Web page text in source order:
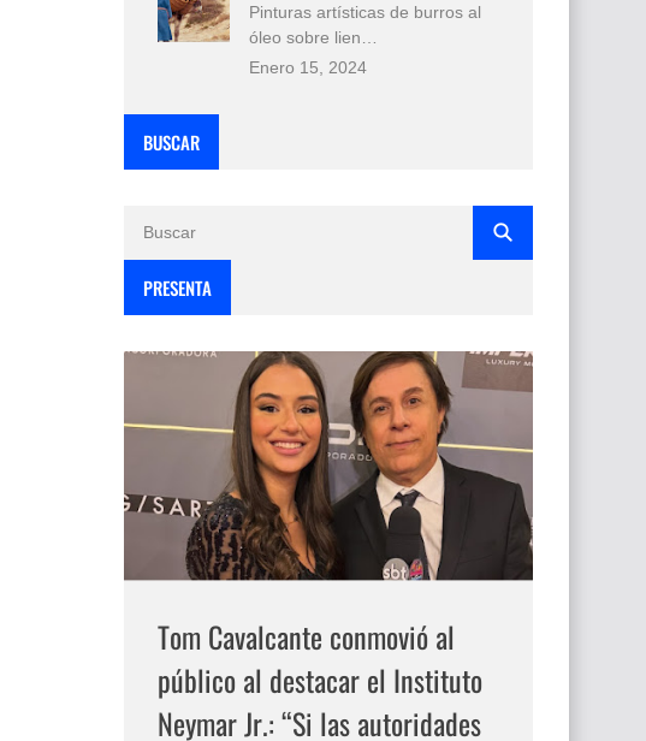
Pinturas artísticas de burros al
óleo sobre lien…
Enero 15, 2024
BUSCAR
PRESENTA
Tom Cavalcante conmovió al
público al destacar el Instituto
Neymar Jr.: “Si las autoridades